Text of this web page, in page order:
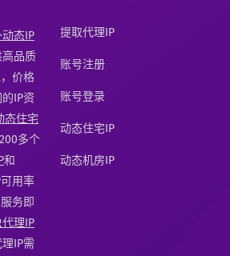
态IP
品质
价格
IP资
态住宅
多个
和
用率
务即
代理IP
IP需
提取代理IP
账号注册
账号登录
动态住宅IP
动态机房IP